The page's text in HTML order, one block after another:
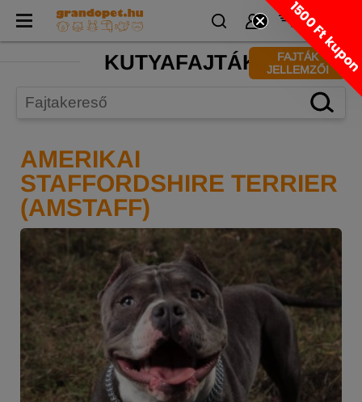
KUTYAFAJTÁK
AMERIKAI
STAFFORDSHIRE TERRIER
(AMSTAFF)
FAJTÁK
JELLEMZŐI
1500 Ft